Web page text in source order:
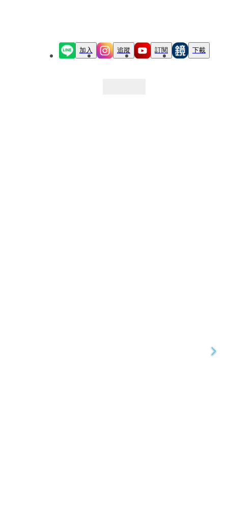
加入 追蹤 訂閱 下載